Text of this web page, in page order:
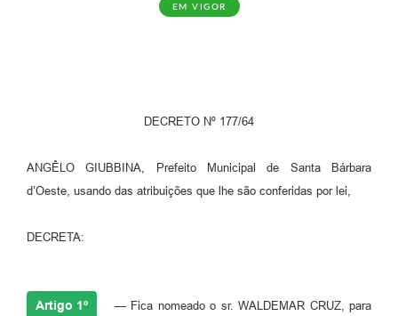
Certidão Negativa de Imóvel
Conselhos Municipais
Publicidade
EM VIGOR
DECRETO Nº 177/64
ANGÊLO GIUBBINA, Prefeito Municipal de Santa Bárbara
d’Oeste, usando das atribuições que lhe são conferidas por lei,
DECRETA:
Artigo 1º — Fica nomeado o sr. WALDEMAR CRUZ, para